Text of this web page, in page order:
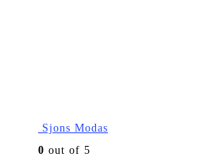
Sjons Modas
0 out of 5